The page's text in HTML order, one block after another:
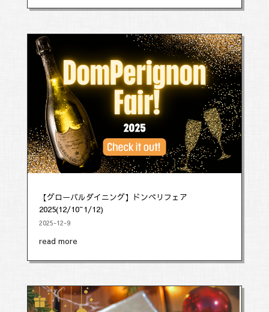
【グローバルダイニング】ドンペリフェア
2025(12/10~1/12)
2025-12-9
read more